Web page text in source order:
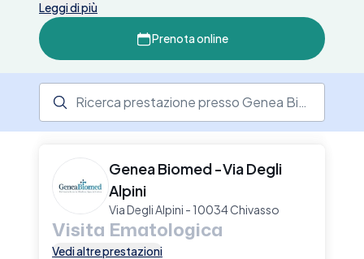
efficiente e personalizzato.
in pochi click a visite specialistiche e
diagnostica di qualità
. Riduci i tempi di attesa
e concentrati sulla tua salute: scegli il servizio
che ti interessa e ricevi conferma immediata.
Leggi di più
Prenota online
Genea Biomed -Via Degli
Alpini
Via Degli Alpini - 10034 Chivasso
Visita Ematologica
Vedi altre prestazioni